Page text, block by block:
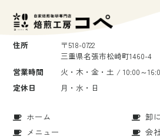
住所
〒518-0722
三重県名張市松崎町1460-4
営業時間
火・木・金・土 / 10:00～
定休日
月・水・日
ホーム
メニュー
卸
会